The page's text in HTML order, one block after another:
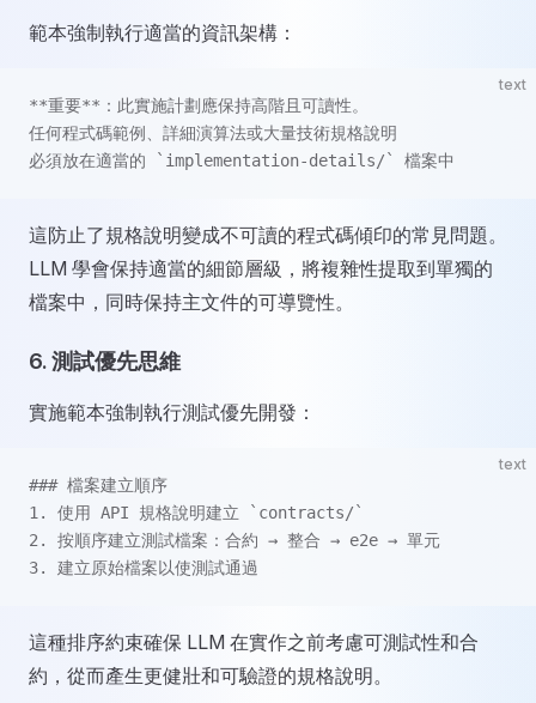
範本強制執行適當的資訊架構：
text
**重要**：此實施計劃應保持高階且可讀性。
任何程式碼範例、詳細演算法或大量技術規格說明
必須放在適當的 `implementation-details/` 檔案中
這防止了規格說明變成不可讀的程式碼傾印的常見問題。
LLM 學會保持適當的細節層級，將複雜性提取到單獨的
檔案中，同時保持主文件的可導覽性。
6.測試優先思維
實施範本強制執行測試優先開發：
text
### 檔案建立順序
1. 使用 API 規格說明建立 `contracts/`
2. 按順序建立測試檔案：合約 → 整合 → e2e → 單元
3. 建立原始檔案以使測試通過
這種排序約束確保 LLM 在實作之前考慮可測試性和合
約，從而產生更健壯和可驗證的規格說明。